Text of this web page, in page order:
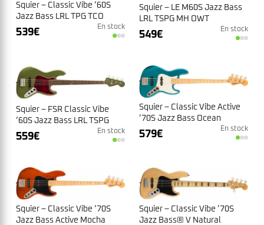
Squier – Classic Vibe ’60S
Jazz Bass LRL TPG TCO
Tahitian Corail
539€ En stock
Squier – LE M60S Jazz Bass
LRL TSPG MH OWT
549€ En stock
Squier – FSR Classic Vibe
’60S Jazz Bass LRL TSPG
OLV
559€ En stock
Squier – Classic Vibe Active
’70S Jazz Bass Ocean
Turquoise
579€ En stock
Squier – Classic Vibe ’70S
Jazz Bass Active Mocha
Squier – Classic Vibe ’70S
Jazz Bass® V Natural